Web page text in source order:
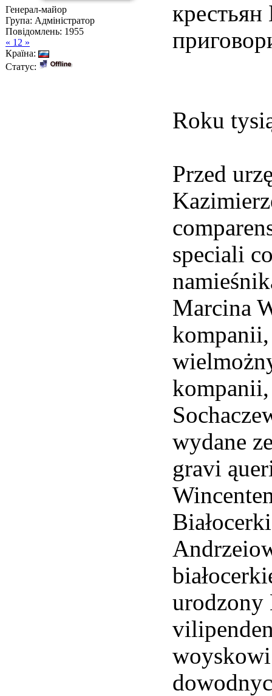
Генерал-майор
Група: Адміністратор
Повідомлень: 1955
« 12 »
Країна:
Статус:
крестьян
Roku
Przed
speciali
Marcina
kompanii,
kompanii,
wydane
gravi
urodzony
woyskowi